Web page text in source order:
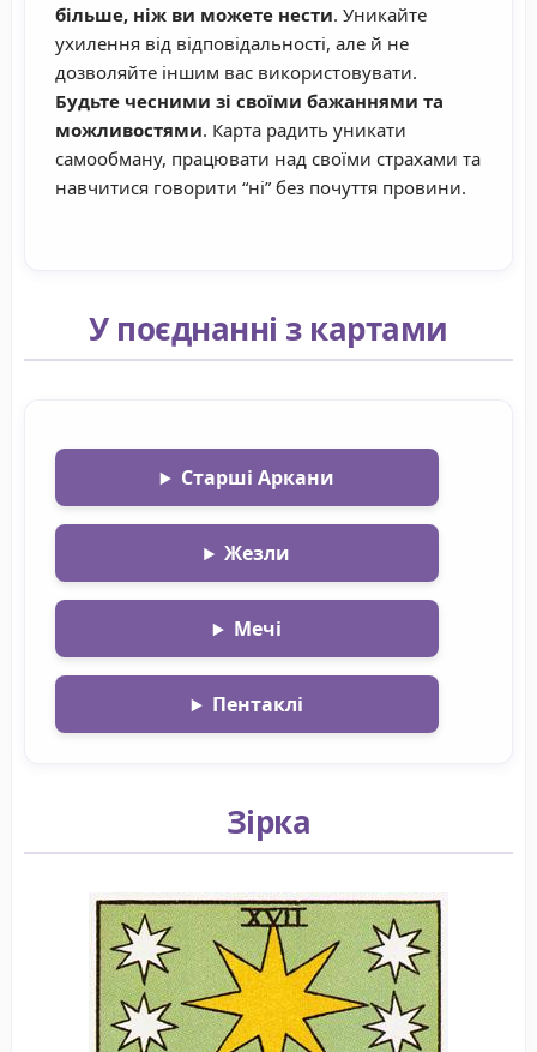
більше, ніж ви можете нести. Уникайте
ухилення від відповідальності, але й не
дозволяйте іншим вас використовувати.
Будьте чесними зі своїми бажаннями та
можливостями. Карта радить уникати
самообману, працювати над своїми страхами та
навчитися говорити “ні” без почуття провини.
У поєднанні з картами
Старші Аркани
Жезли
Мечі
Пентаклі
Зірка